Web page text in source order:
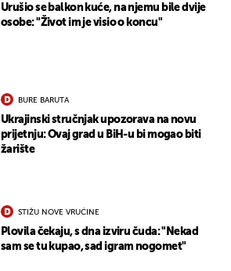
Urušio se balkon kuće, na njemu bile dvije
osobe: "Život im je visio o koncu"
BURE BARUTA
Ukrajinski stručnjak upozorava na novu
prijetnju: Ovaj grad u BiH-u bi mogao biti
žarište
STIŽU NOVE VRUĆINE
Plovila čekaju, s dna izviru čuda: "Nekad
sam se tu kupao, sad igram nogomet"